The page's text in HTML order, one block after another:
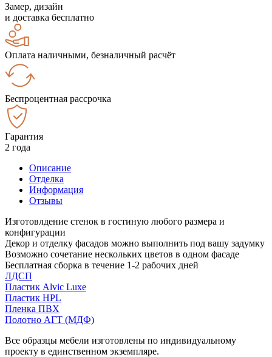
Замер, дизайн
и доставка бесплатно
Оплата наличными, безналичный расчёт
Беспроцентная рассрочка
Гарантия
2 года
Описание
Отделка
Информация
Отзывы
Изготовлдение стенок в гостиную любого размера и
конфигурации
Декор и отделку фасадов можно выполнить под вашу задумку
Возможно сочетание нескольких цветов в одном фасаде
Бесплатная сборка в течение 1-2 рабочих дней
ЛДСП
Пластик Alvic Luxe
Пластик HPL
Пленка ПВХ
Полотно АГТ (МДФ)
Все образцы мебели изготовлены по индивидуальному
проекту в единственном экземпляре.